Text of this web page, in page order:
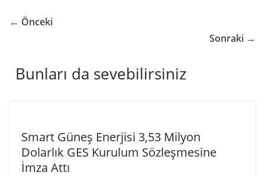
← Önceki
Sonraki →
Bunları da sevebilirsiniz
Smart Güneş Enerjisi 3,53 Milyon
Dolarlık GES Kurulum Sözleşmesine
İmza Attı